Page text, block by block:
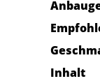
Inhalt